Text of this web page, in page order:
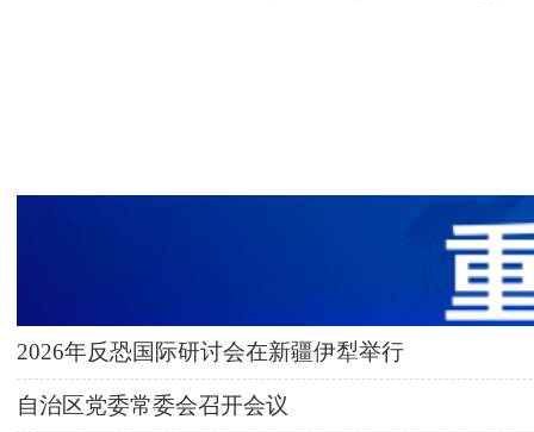
2026年反恐国际研讨会在新疆伊犁举行
自治区党委常委会召开会议